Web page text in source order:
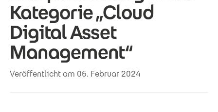
Kategorie „Cloud
Digital Asset
Management“
Veröffentlicht am 06. Februar 2024